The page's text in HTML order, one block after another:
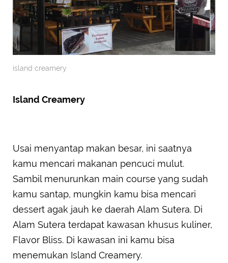
island creamery
Island Creamery
Usai menyantap makan besar, ini saatnya
kamu mencari makanan pencuci mulut.
Sambil menurunkan main course yang sudah
kamu santap, mungkin kamu bisa mencari
dessert agak jauh ke daerah Alam Sutera. Di
Alam Sutera terdapat kawasan khusus kuliner,
Flavor Bliss. Di kawasan ini kamu bisa
menemukan Island Creamery.